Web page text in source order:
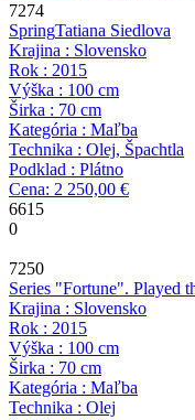
7274
SpringTatiana Siedlova
Krajina : Slovensko
Rok : 2015
Výška : 100 cm
Širka : 70 cm
Kategória : Maľba
Technika : Olej, Špachtla
Podklad : Plátno
Cena: 2 250,00 €
6615
0
7250
Series "Fortune". Played
Krajina : Slovensko
Rok : 2015
Výška : 100 cm
Širka : 70 cm
Kategória : Maľba
Technika : Olej